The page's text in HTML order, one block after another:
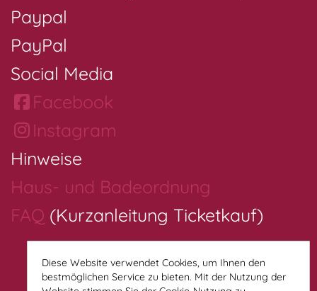
Paypal
PayPal
Social Media
Facebook
Instagram
Hinweise
Haus- und Badeordnung
FAQ (Kurzanleitung Ticketkauf)
Diese Website verwendet Cookies, um Ihnen den
bestmöglichen Service zu bieten. Mit der Nutzung der